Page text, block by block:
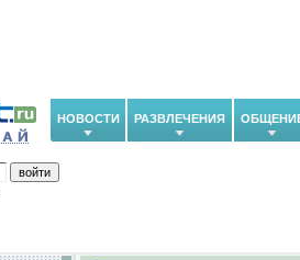
НОВОСТИ РАЗВЛЕЧЕНИЯ